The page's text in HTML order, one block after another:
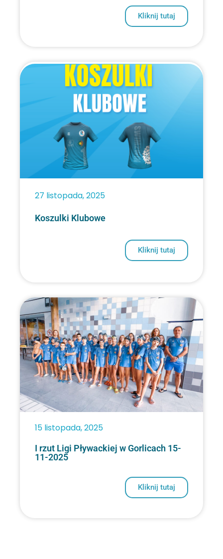
Kliknij tutaj
27 listopada, 2025
Koszulki Klubowe
Kliknij tutaj
15 listopada, 2025
I rzut Ligi Pływackiej w Gorlicach 15-
11-2025
Kliknij tutaj